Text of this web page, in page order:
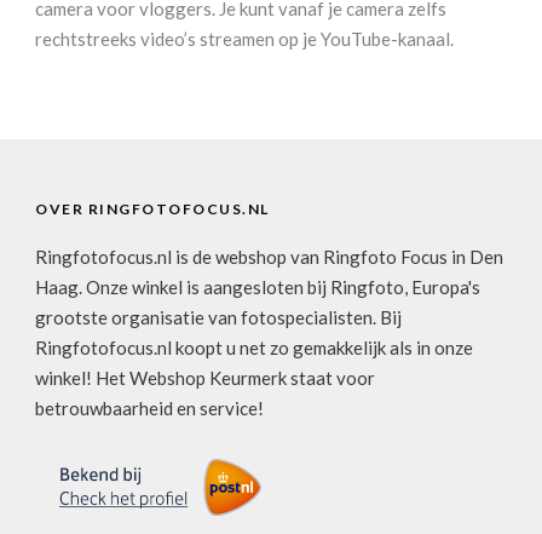
camera voor vloggers. Je kunt vanaf je camera zelfs
rechtstreeks video’s streamen op je YouTube-kanaal.
OVER RINGFOTOFOCUS.NL
Ringfotofocus.nl is de webshop van Ringfoto Focus in Den
Haag. Onze winkel is aangesloten bij Ringfoto, Europa's
grootste organisatie van fotospecialisten. Bij
Ringfotofocus.nl koopt u net zo gemakkelijk als in onze
winkel! Het Webshop Keurmerk staat voor
betrouwbaarheid en service!